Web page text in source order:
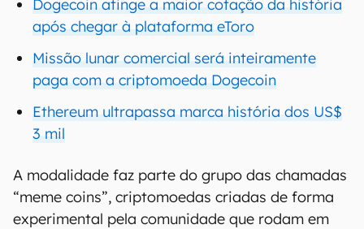
Dogecoin atinge a maior cotação da história
após chegar à plataforma eToro
Missão lunar comercial será inteiramente
paga com a criptomoeda Dogecoin
Ethereum ultrapassa marca história dos US$
3 mil
A modalidade faz parte do grupo das chamadas
“meme coins”, criptomoedas criadas de forma
experimental pela comunidade que rodam em